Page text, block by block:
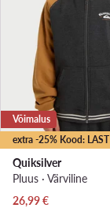
extra -25% Kood: LAST
Võimalus
Quiksilver
Pluus · Värviline
Praegune hind
26,99€